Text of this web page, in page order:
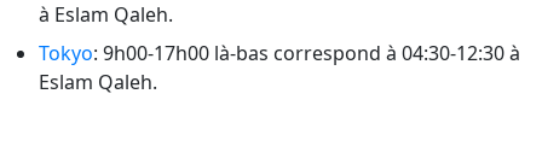
à Eslam Qaleh.
Tokyo: 9h00-17h00 là-bas correspond à 04:30-12:30 à
Eslam Qaleh.